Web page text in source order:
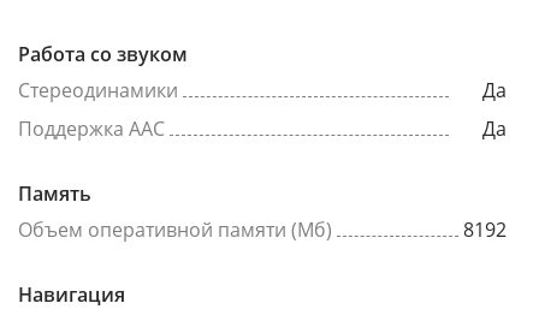
Работа со звуком
Стереодинамики
Да
Поддержка AAC
Да
Память
Объем оперативной памяти (Мб)
8192
Навигация